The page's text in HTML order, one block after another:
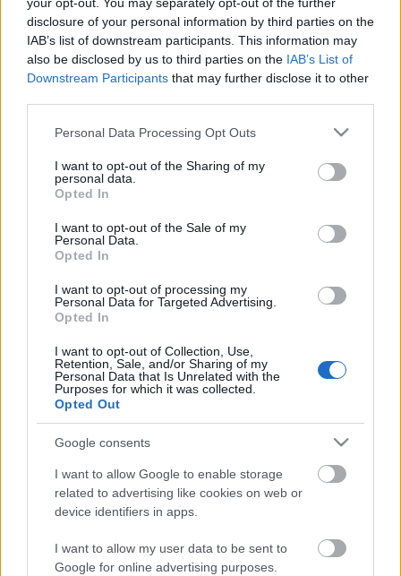
your opt-out. You may separately opt-out of the further
disclosure of your personal information by third parties on the
IAB’s list of downstream participants. This information may
also be disclosed by us to third parties on the IAB’s List of
Downstream Participants that may further disclose it to other
Please note that this website/app uses one or more Google
not limited to your visit or usage behaviour. You may click to
grant or deny consent to Google and its third-party tags to
use your data for below specified purposes in below Google
consent section.
Personal Data Processing Opt Outs
I want to opt-out of the Sharing of my
personal data.
Opted In
I want to opt-out of the Sale of my
Personal Data.
Opted In
I want to opt-out of processing my
Personal Data for Targeted Advertising.
Opted In
I want to opt-out of Collection, Use,
Retention, Sale, and/or Sharing of my
Personal Data that Is Unrelated with the
Purposes for which it was collected.
Opted Out
Google consents
I want to allow Google to enable storage
related to advertising like cookies on web or
device identifiers in apps.
I want to allow my user data to be sent to
Google for online advertising purposes.
18+ TOP 10: PLUSZ EGY ÉVRE VALÓ
MEZTELENKEDŐS VIDEOKLIP ITT!
Ha valakit érdekel, hogy ki ez a Valentino Khan:
hiphop-producerként kezdte, aztán elmozdult
különféle EDM-műfajok felé. Voltközös száma
Skrillexszel
társproducer volt az
ipari töménységű seggrázós
is híres Major Lazer:
tavasz végén jött ki a Diplo-féle Mad
Decentnél, ez is elég nagyot ment, de az eddigi
legsikeresebb,nagyon sok DJ-nél pörgött
Valentino Khan-szám ez (Az előnézet sejteti, hogy
mire számíthatunk):